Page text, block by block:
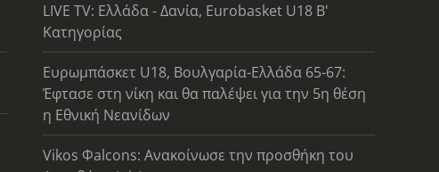
LIVE TV: Ελλάδα - Δανία, Eurobasket U18 Β'
Κατηγορίας
Ευρωμπάσκετ U18, Βουλγαρία-Ελλάδα 65-67:
Έφτασε στη νίκη και θα παλέψει για την 5η θέση
η Εθνική Νεανίδων
Vikos Φalcons: Ανακοίνωσε την προσθήκη του